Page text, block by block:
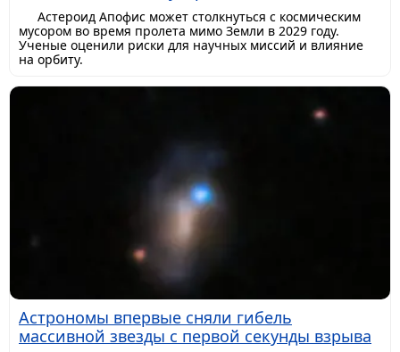
Астероид Апофис может столкнуться с космическим
мусором во время пролета мимо Земли в 2029 году.
Ученые оценили риски для научных миссий и влияние
на орбиту.
Астрономы впервые сняли гибель
массивной звезды с первой секунды взрыва